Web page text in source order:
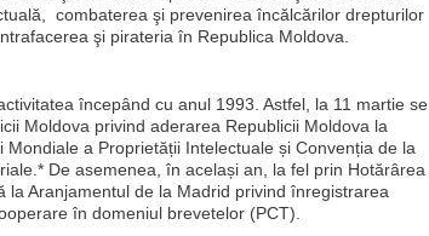
combaterea şi prevenirea încălcărilor drepturilor
şi pirateria în Republica Moldova.
începând cu anul 1993. Astfel, la 11 martie se
Moldova privind aderarea Republicii Moldova la
a Proprietății Intelectuale și Convenția de la
De asemenea, în același an, la fel prin Hotărârea
la Aranjamentul de la Madrid privind înregistrarea
în domeniul brevetelor (PCT).